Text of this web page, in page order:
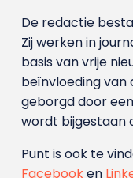
De redactie
Zij werken in
basis van vrije
beïnvloeding van
geborgd door een
wordt bijgestaan
Punt is ook te
Facebooken